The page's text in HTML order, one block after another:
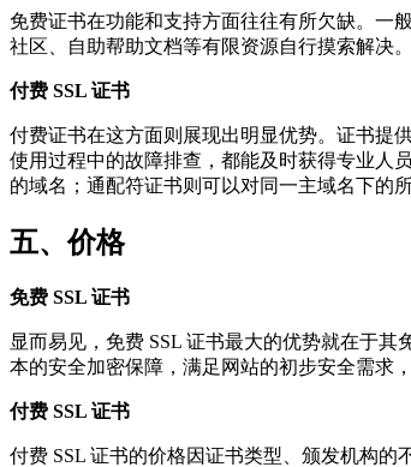
免费证书在功能和支持方面往往有所欠缺。一
社区、自助帮助文档等有限资源自行摸索解决
付费 SSL 证书
付费证书在这方面则展现出明显优势。证书提
使用过程中的故障排查，都能及时获得专业人
的域名；通配符证书则可以对同一主域名下的
五、价格
免费 SSL 证书
显而易见，免费 SSL 证书最大的优势就在于
本的安全加密保障，满足网站的初步安全需求
付费 SSL 证书
付费 SSL 证书的价格因证书类型、颁发机构